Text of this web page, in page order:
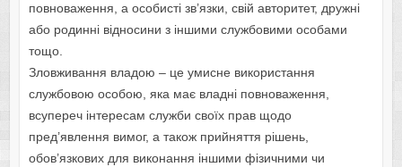
повноваження, а особисті зв’язки, свій авторитет, дружні
або родинні відносини з іншими службовими особами
тощо.
Зловживання владою – це умисне використання
службовою особою, яка має владні повноваження,
всупереч інтересам служби своїх прав щодо
пред’явлення вимог, а також прийняття рішень,
обов’язкових для виконання іншими фізичними чи